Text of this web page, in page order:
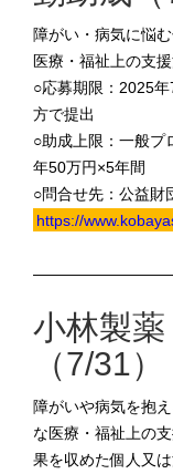
障がい・病気に悩
医療・福祉上の支援
○応募期限：2025
方で提出
○助成上限：一般プ
年50万円×5年間
○問合せ先：公益
https://
小林製
（7/31）
障がいや病気を抱
な医療・福祉上の
果を収めた個人又は